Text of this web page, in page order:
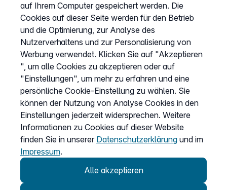
Wissen & Ratgeber
Bandbreitengarantie
Verfügbarkeit prüfen
Barriere melden
Kündigung
Kundenportal Login
Vertrag widerrufen
Easybell-App
Anleitung
auf Ihrem Computer gespeichert werden. Die
Cookies auf dieser Seite werden für den Betrieb
und die Optimierung, zur Analyse des
Nutzerverhaltens und zur Personalisierung von
Werbung verwendet. Klicken Sie auf "Akzeptieren
", um alle Cookies zu akzeptieren oder auf
"Einstellungen", um mehr zu erfahren und eine
persönliche Cookie-Einstellung zu wählen. Sie
können der Nutzung von Analyse Cookies in den
Einstellungen jederzeit widersprechen. Weitere
Informationen zu Cookies auf dieser Website
finden Sie in unserer Datenschutzerklärung und im
Impressum.
Alle akzeptieren